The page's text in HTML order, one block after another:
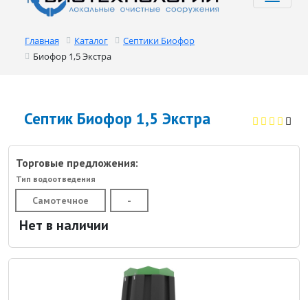
Главная Каталог
Септики Биофор
Биофор 1,5 Экстра
Септик Биофор 1,5 Экстра
Торговые предложения:
Тип водоотведения
Самотечное -
Нет в наличии